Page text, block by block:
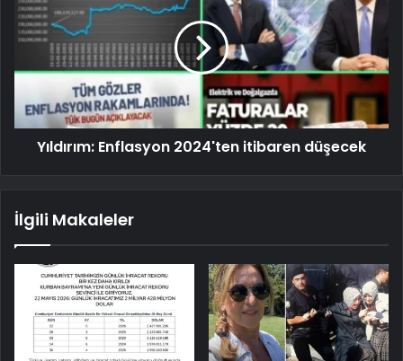
Yıldırım: Enflasyon 2024'ten itibaren düşecek
İlgili Makaleler